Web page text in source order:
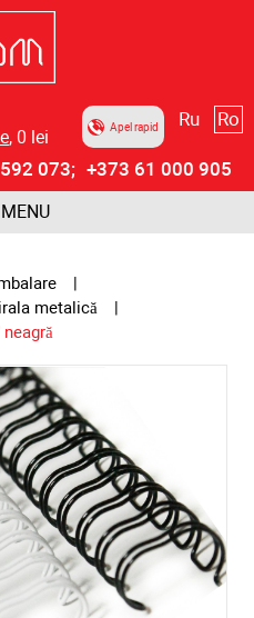
, 0 lei Apel rapid Ru Ro
073; +373 61 000 905
MENU
metalică